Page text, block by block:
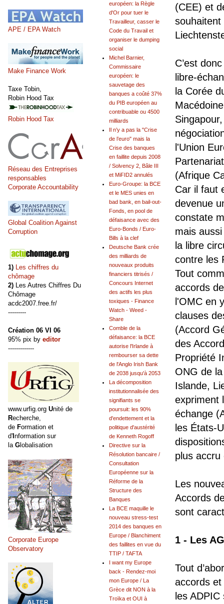
(CEE) et
C’est
libre-
la Corée
l'Union
(Afrique
Car il faut
devenue
constate
mais
la libre
contre les
Tout
accords
l'OMC en
clauses
(Accord
des
Propriété
ONG de
Islande,
expriment
échange
les États-
plus accru
Les
Accords
sont
1 - Les
Tout
accords et
les
européen: la Règle
d'Or pour tuer le
Travailleur, casser le
Code du Travail et
organiser le dumping
social
Michel Barnier,
Commissaire
européen: le
sauvetage des
banques a coûté 37%
du PIB européen au
contribuable ou 4500
milliards
Il n’y a pas la "Crise
de l’euro" mais la
Crise des banques
en faillite depuis 2008
/ Solvency 2, Bâle III
et MiFID2 annulés
Euro-Groupe: la BCE
et le MES unies en
bad bank, en bail-out-
Fonds, en pool de
défaisance avec des
Euro-Bonds / Euro-
Bills à la clef
Deutsche Bank crée
des milliards de
nouveaux produits
financiers titrisés /
Concours Internet
des actifs les plus
toxiques - Finance
Watch - Weed -
Share
Comble de la
défaisance: la BCE
autorise l'Irlande à
rembourser sa dette
de l'Anglo Irish Bank
de 2038 jusqu'à 2053
La décomposition
institutionnalisée des
signifiants se
poursuit: les 90%
d'endettement et la
politique d'austérité
de Kenneth Rogoff
Directive sur la
Résolution bancaire /
Consultation
Européenne sur la
Réforme de la
Structure des
Banques
La BCE maquille le
nouveau stress-test
2014 des banques en
Europe / Blanchiment
des faillites en vue du
TTIP / TAFTA
I want my Europe
back - Rendez-moi
mon Europe / La
Grèce dit NON à la
Troïka et OUI à
APE / EPA Watch
Make Finance Work
Taxe Tobin,
Robin Hood Tax
Robin Hood Tax
Réseau des Entreprises
responsables
Corporate Accountability
Global Coalition Against
Corruption
1) Les chiffres du
chômage
2) Les Autres Chiffres Du
Chômage
acdc2007.free.fr/
---------
Création 06 VI 06
95% pix by editor
-------------
www.urfig.org Unité de
Recherche,
de Formation et
d'Information sur
la Globalisation
Corporate Europe
Observatory